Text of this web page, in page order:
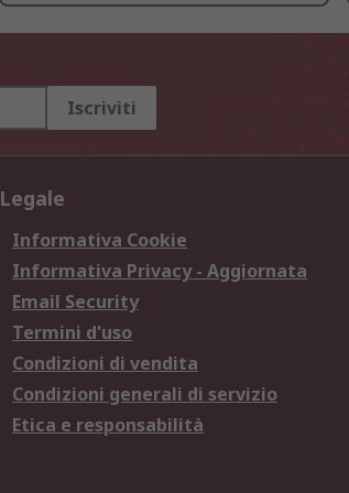
Iscriviti
Legale
Informativa Cookie
Informativa Privacy - Aggiornata
Email Security
Termini d'uso
Condizioni di vendita
Condizioni generali di servizio
Etica e responsabilità